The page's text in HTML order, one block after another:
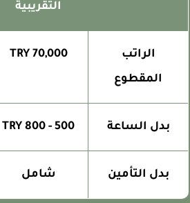
التقريبية
الراتب
المقطوع
70,000 TRY
بدل الساعة 500 - 800 TRY
بدل التأمين شامل